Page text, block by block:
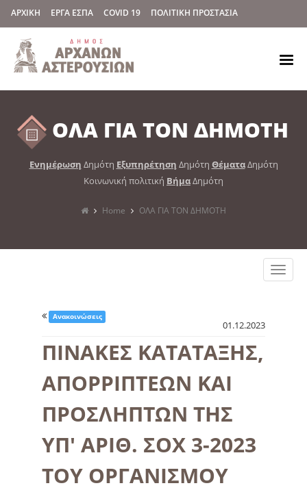
ΑΡΧΙΚΗ ΕΡΓΑ ΕΣΠΑ COVID 19 ΠΟΛΙΤΙΚΗ ΠΡΟΣΤΑΣΙΑ
ΟΛΑ ΓΙΑ ΤΟΝ ΔΗΜΟΤΗ
Ενημέρωση Δημότη Εξυπηρέτηση Δημότη ΘέματαΔημότη
Κοινωνική πολιτική ΒήμαΔημότη
Home ΟΛΑ ΓΙΑ ΤΟΝ ΔΗΜΟΤΗ
Toggle
Ανακοινώσεις
01.12.2023
ΠΙΝΑΚΕΣ ΚΑΤΑΤΑΞΗΣ,
ΑΠΟΡΡΙΠΤΕΩΝ ΚΑΙ
ΠΡΟΣΛΗΠΤΩΝ ΤΗΣ
ΥΠ' ΑΡΙΘ. ΣΟΧ 3-2023
ΤΟΥ ΟΡΓΑΝΙΣΜΟΥ